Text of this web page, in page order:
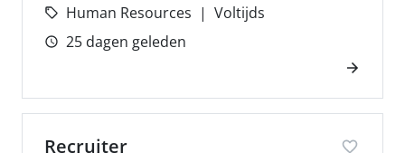
Human Resources
Voltijds
25 dagen geleden
Recruiter